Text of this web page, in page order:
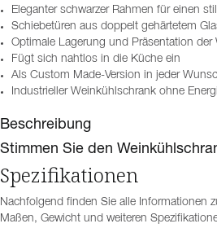
Eleganter schwarzer Rahmen für einen
Schiebetüren aus doppelt gehärtetem
Optimale Lagerung und Präsentation der
Fügt sich nahtlos in die Küche ein
Als Custom Made-Version in jeder
Industrieller Weinkühlschrank ohne
Beschreibung
Stimmen Sie den
Spezifikationen
Nachfolgend finden Sie alle Informationen
Maßen, Gewicht und weiteren